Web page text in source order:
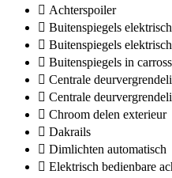
Achterspoiler
Buitenspiegels
Buitenspiegels
Buitenspiegels in
Centrale
Centrale
Chroom delen exterieur
Dakrails
Dimlichten automatisch
Elektrisch bedienbare